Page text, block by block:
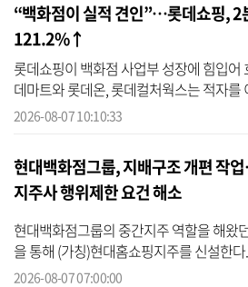
“백화점이 실적 견인”…롯데쇼핑, 2
121.2%↑
롯데쇼핑이 백화점 사업부 성장에 힘입어
데마트와 롯데온, 롯데컬처웍스는 적자를
따르면 회사는 올해 2분기 연결기준 매출
2026-08-07 10:10:33
현대백화점그룹, 지배구조 개편 작
지주사 행위제한 요건 해소
현대백화점그룹의 중간지주 역할을 해왔
을 통해 (가칭)현대홈쇼핑지주를 신설한
주는 이후 그룹 지주사인 현대지에프홀딩
2026-08-07 07:00:00